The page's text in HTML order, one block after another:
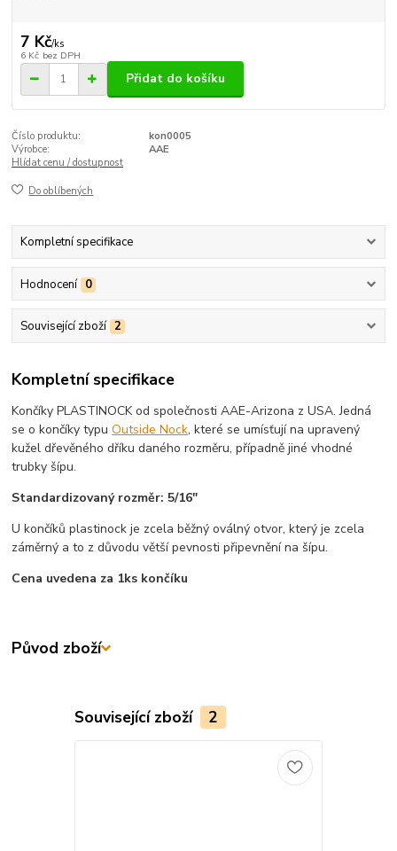
7 Kč/ks
6 Kč bez DPH
Přidat do košíku
Číslo produktu:
kon0005
Výrobce:
AAE
Hlídat cenu / dostupnost
Do oblíbených
Kompletní specifikace
Hodnocení 0
Související zboží 2
Kompletní specifikace
Končíky PLASTINOCK od společnosti AAE-Arizona z USA. Jedná
se o končíky typuOutside Nock, které se umísťují na upravený
kužel dřevěného dříku daného rozměru, případně jiné vhodné
trubky šípu.
Standardizovaný rozměr: 5/16"
U končíků plastinock je zcela běžný oválný otvor, který je zcela
záměrný a to z důvodu větší pevnosti připevnění na šípu.
Cena uvedena za 1ks končíku
Původ zboží
Související zboží 2